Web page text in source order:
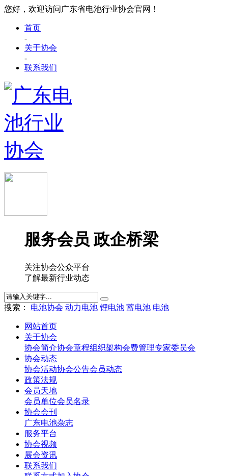
您好，欢迎访问广东省电池行业协会官网！
首页
-
关于协会
-
联系我们
服务会员 政企桥梁
关注协会公众平台
了解最新行业动态
搜索： 电池协会 动力电池 锂电池 蓄电池 电池
网站首页
关于协会
协会简介协会章程组织架构会费管理专家委员会
协会动态
协会活动协会公告会员动态
政策法规
会员天地
会员单位会员名录
协会会刊
广东电池杂志
服务平台
协会视频
展会资讯
联系我们